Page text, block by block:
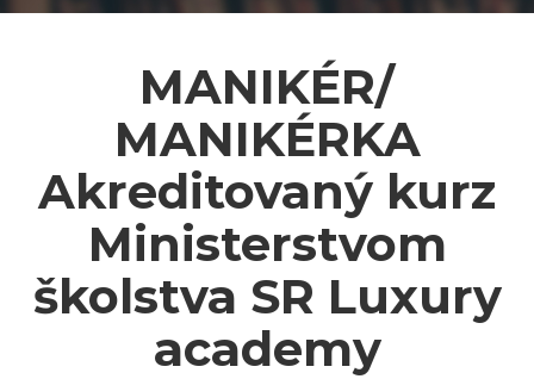
MANIKÉR/
MANIKÉRKA
Akreditovaný kurz
Ministerstvom
školstva SR Luxury
academy